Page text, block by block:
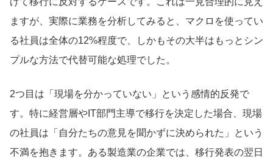
ますが、実際に業務を分析してみると、マクロを使ってい
る社員は全体の12%程度で、しかもその大半はもっとシン
プルな方法で代替可能な処理でした。
2つ目は「現場を分かっていない」という感情的反発で
す。特に経営層やIT部門主導で移行を決定した場合、現場
の社員は「自分たちの意見を聞かずに決められた」という
不満を抱きます。ある製造業の企業では、移行発表の翌日